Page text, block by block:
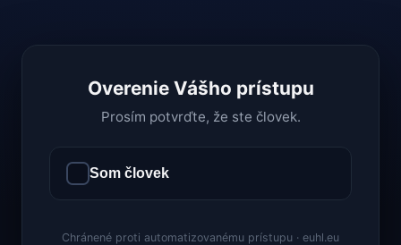
Overenie Vášho prístupu
Prosím potvrďte, že ste človek.
Som človek
Chránené proti automatizovanému prístupu · euhl.eu